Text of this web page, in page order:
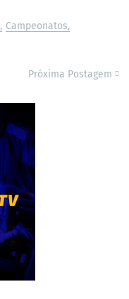
Campeonatos
Próxima Postagem